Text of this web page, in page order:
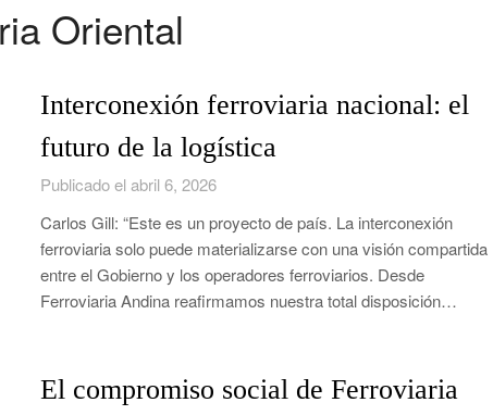
Oriental
Interconexión ferroviaria nacional: el
futuro de la logística
Publicado el abril 6, 2026
Carlos Gill: “Este es un proyecto de país. La interconexión
ferroviaria solo puede materializarse con una visión compartida
entre el Gobierno y los operadores ferroviarios. Desde
Ferroviaria Andina reafirmamos nuestra total disposición…
El compromiso social de Ferroviaria